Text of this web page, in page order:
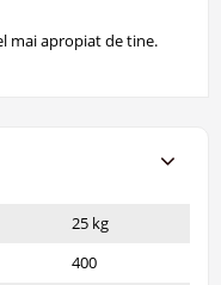
mai apropiat de tine.
25 kg
400